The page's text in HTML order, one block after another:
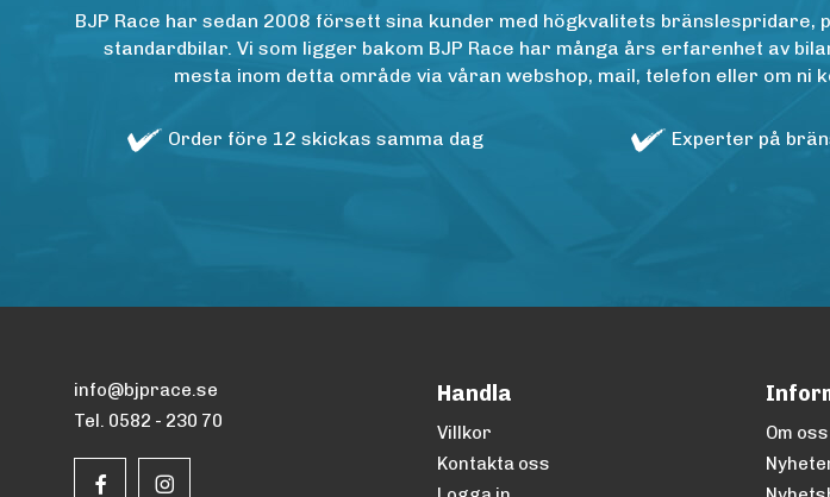
BJP Race har sedan 2008 försett sina kunder med högkvalitets
standardbilar. Vi som ligger bakom BJP Race har många års erfarenhet av
mesta inom detta område via våran webshop, mail, telefon eller om
Order före 12 skickas samma dag Experter på
info@bjprace.se
Tel. 0582 - 230 70
Handla
Villkor
Kontakta oss
Om oss